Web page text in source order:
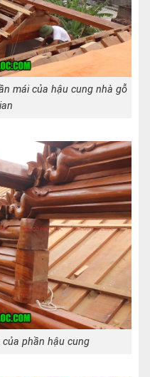
mái của hậu cung nhà gỗ
phần hậu cung